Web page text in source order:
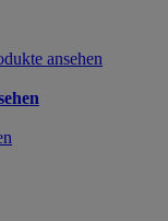
ansehen